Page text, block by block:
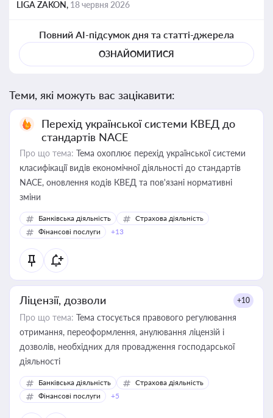
LIGA ZAKON, 18 червня 2026
Повний AI-підсумок дня та статті-джерела
ОЗНАЙОМИТИСЯ
Теми, які можуть вас зацікавити:
Перехід української системи КВЕД до
стандартів NACE
Про що тема: Тема охоплює перехід української системи
класифікації видів економічної діяльності до стандартів
NACE, оновлення кодів КВЕД та пов'язані нормативні
зміни
Банківська діяльність
Страхова діяльність
Фінансові послуги
+13
Ліцензії, дозволи +10
Про що тема: Тема стосується правового регулювання
отримання, переоформлення, анулювання ліцензій і
дозволів, необхідних для провадження господарської
діяльності
Банківська діяльність
Страхова діяльність
Фінансові послуги
+5